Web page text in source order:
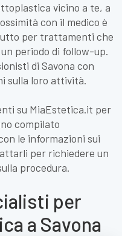
vicino a te, a
con il medico è
per trattamenti che
periodo di follow-up.
di Savona con
sulla loro attività.
su MiaEstetica.it per
compilato
le informazioni sui
per richiedere un
procedura.
per
a Savona